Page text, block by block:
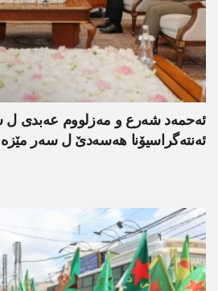
ئەحمەد شەرع و مەزلووم عەبدی ل
ئەنتەگراسیۆنا ھەسەدێ ل سەر مێزە